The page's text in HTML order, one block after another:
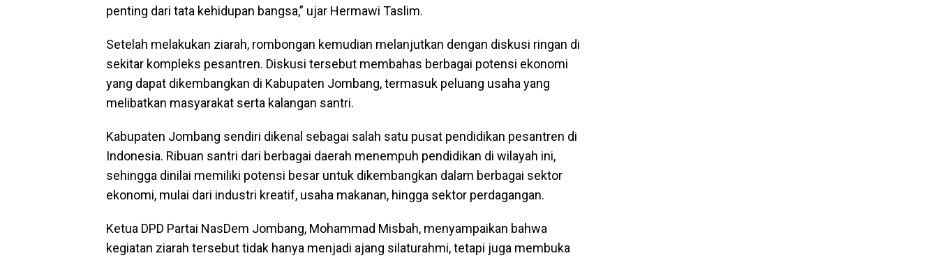
penting dari tata kehidupan bangsa,” ujar Hermawi Taslim.
Setelah melakukan ziarah, rombongan kemudian melanjutkan dengan diskusi ringan di
sekitar kompleks pesantren. Diskusi tersebut membahas berbagai potensi ekonomi
yang dapat dikembangkan di Kabupaten Jombang, termasuk peluang usaha yang
melibatkan masyarakat serta kalangan santri.
Kabupaten Jombang sendiri dikenal sebagai salah satu pusat pendidikan pesantren di
Indonesia. Ribuan santri dari berbagai daerah menempuh pendidikan di wilayah ini,
sehingga dinilai memiliki potensi besar untuk dikembangkan dalam berbagai sektor
ekonomi, mulai dari industri kreatif, usaha makanan, hingga sektor perdagangan.
Ketua DPD Partai NasDem Jombang, Mohammad Misbah, menyampaikan bahwa
kegiatan ziarah tersebut tidak hanya menjadi ajang silaturahmi, tetapi juga membuka